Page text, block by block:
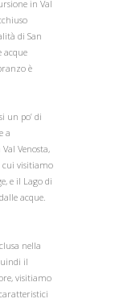
in Val
di San
acque
è
un po’ di
a
Venosta,
visitiamo
e il Lago di
acque.
nella
il
visitiamo